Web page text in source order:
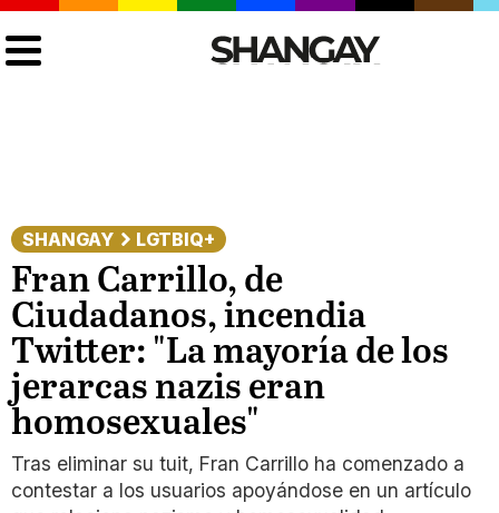
SHANGAY LGTBIQ+
Fran Carrillo, de
Ciudadanos, incendia
Twitter: "La mayoría de los
jerarcas nazis eran
homosexuales"
Tras eliminar su tuit, Fran Carrillo ha comenzado a
contestar a los usuarios apoyándose en un artículo